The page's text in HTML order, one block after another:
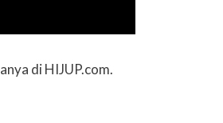
di HIJUP.com.